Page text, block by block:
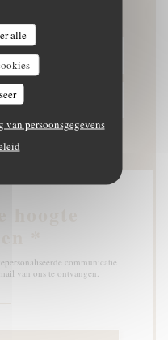
alle
persoonsgegevens
TAFEL
communicatie
van ons te ontvangen.